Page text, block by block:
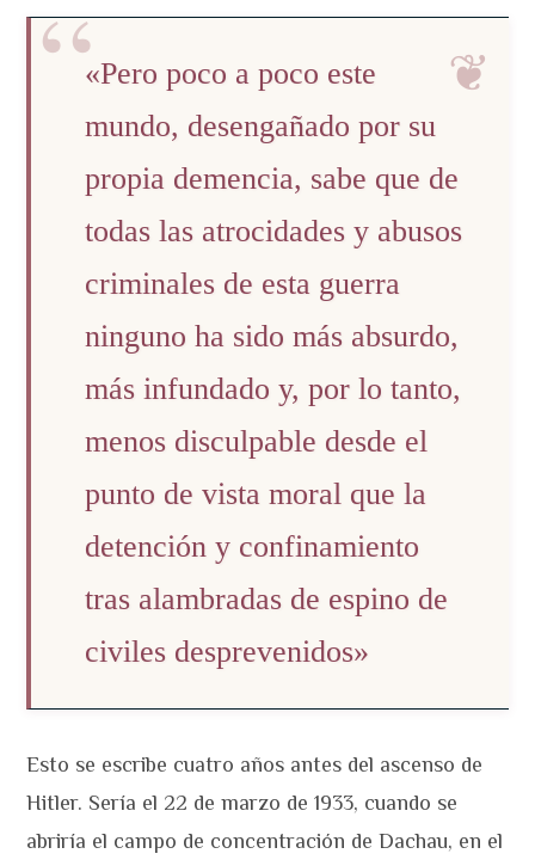
«Pero poco a poco este
mundo, desengañado por su
propia demencia, sabe que de
todas las atrocidades y abusos
criminales de esta guerra
ninguno ha sido más absurdo,
más infundado y, por lo tanto,
menos disculpable desde el
punto de vista moral que la
detención y confinamiento
tras alambradas de espino de
civiles desprevenidos»
Esto se escribe cuatro años antes del ascenso de
Hitler. Sería el 22 de marzo de 1933, cuando se
abriría el campo de concentración de Dachau, en el